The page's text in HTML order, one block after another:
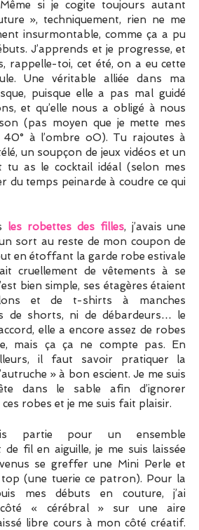
si je cogite toujours autant
», techniquement, rien ne me
insurmontable, comme ça a pu
J’apprends et je progresse, et
rappelle-toi, cet été, on a eu cette
Une véritable alliée dans ma
puisque elle a pas mal guidé
et qu’elle nous a obligé à nous
(pas moyen que je mette mes
à l’ombre oO). Tu rajoutes à
un soupçon de jeux vidéos et un
tu as le cocktail idéal (selon mes
du temps peinarde à coudre ce qui
les robettes des filles, j’avais une
sort au reste de mon coupon de
en étoffant la garde robe estivale
cruellement de vêtements à se
bien simple, ses étagères étaient
et de t-shirts à manches
de shorts, ni de débardeurs… le
elle a encore assez de robes
mais ça ça ne compte pas. En
il faut savoir pratiquer la
» à bon escient. Je me suis
dans le sable afin d’ignorer
ces robes et je me suis fait plaisir.
partie pour un ensemble
fil en aiguille, je me suis laissée
se greffer une Mini Perle et
(une tuerie ce patron). Pour la
mes débuts en couture, j’ai
« cérébral » sur une aire
libre cours à mon côté créatif.